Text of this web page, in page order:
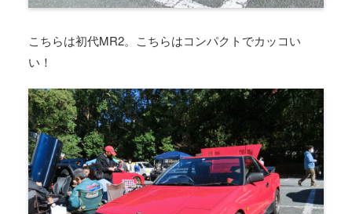
こちらは初代MR2。こちらはコンパクトでカッコい
い！